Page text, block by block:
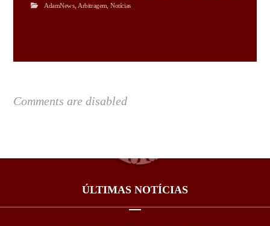
AdamNews Arbitragem Notícias
Comments are disabled
ÚLTIMAS NOTÍCIAS